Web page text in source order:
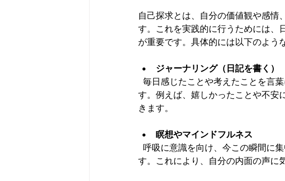
自己探求とは、自分の価値観や感情
す。これを実践的に行うためには、
が重要です。具体的には以下のよう
ジャーナリング（日記を書く）
す。例えば、嬉しかったことや不安
きます。
瞑想やマインドフルネス
す。これにより、自分の内面の声に